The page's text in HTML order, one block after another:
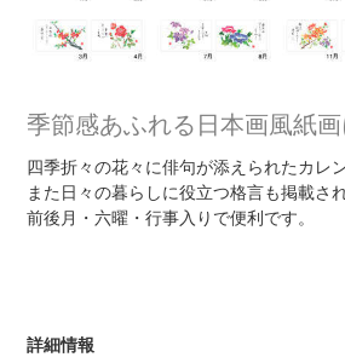
季節感あふれる日本画風紙
四季折々の花々に俳句が添えられたカレ
また日々の暮らしに役立つ格言も掲載さ
前後月・六曜・行事入りで便利です。
詳細情報